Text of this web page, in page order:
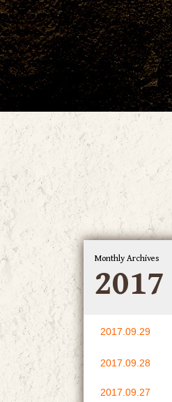
Monthly Archives
2017.09.29
2017.09.28
2017.09.27